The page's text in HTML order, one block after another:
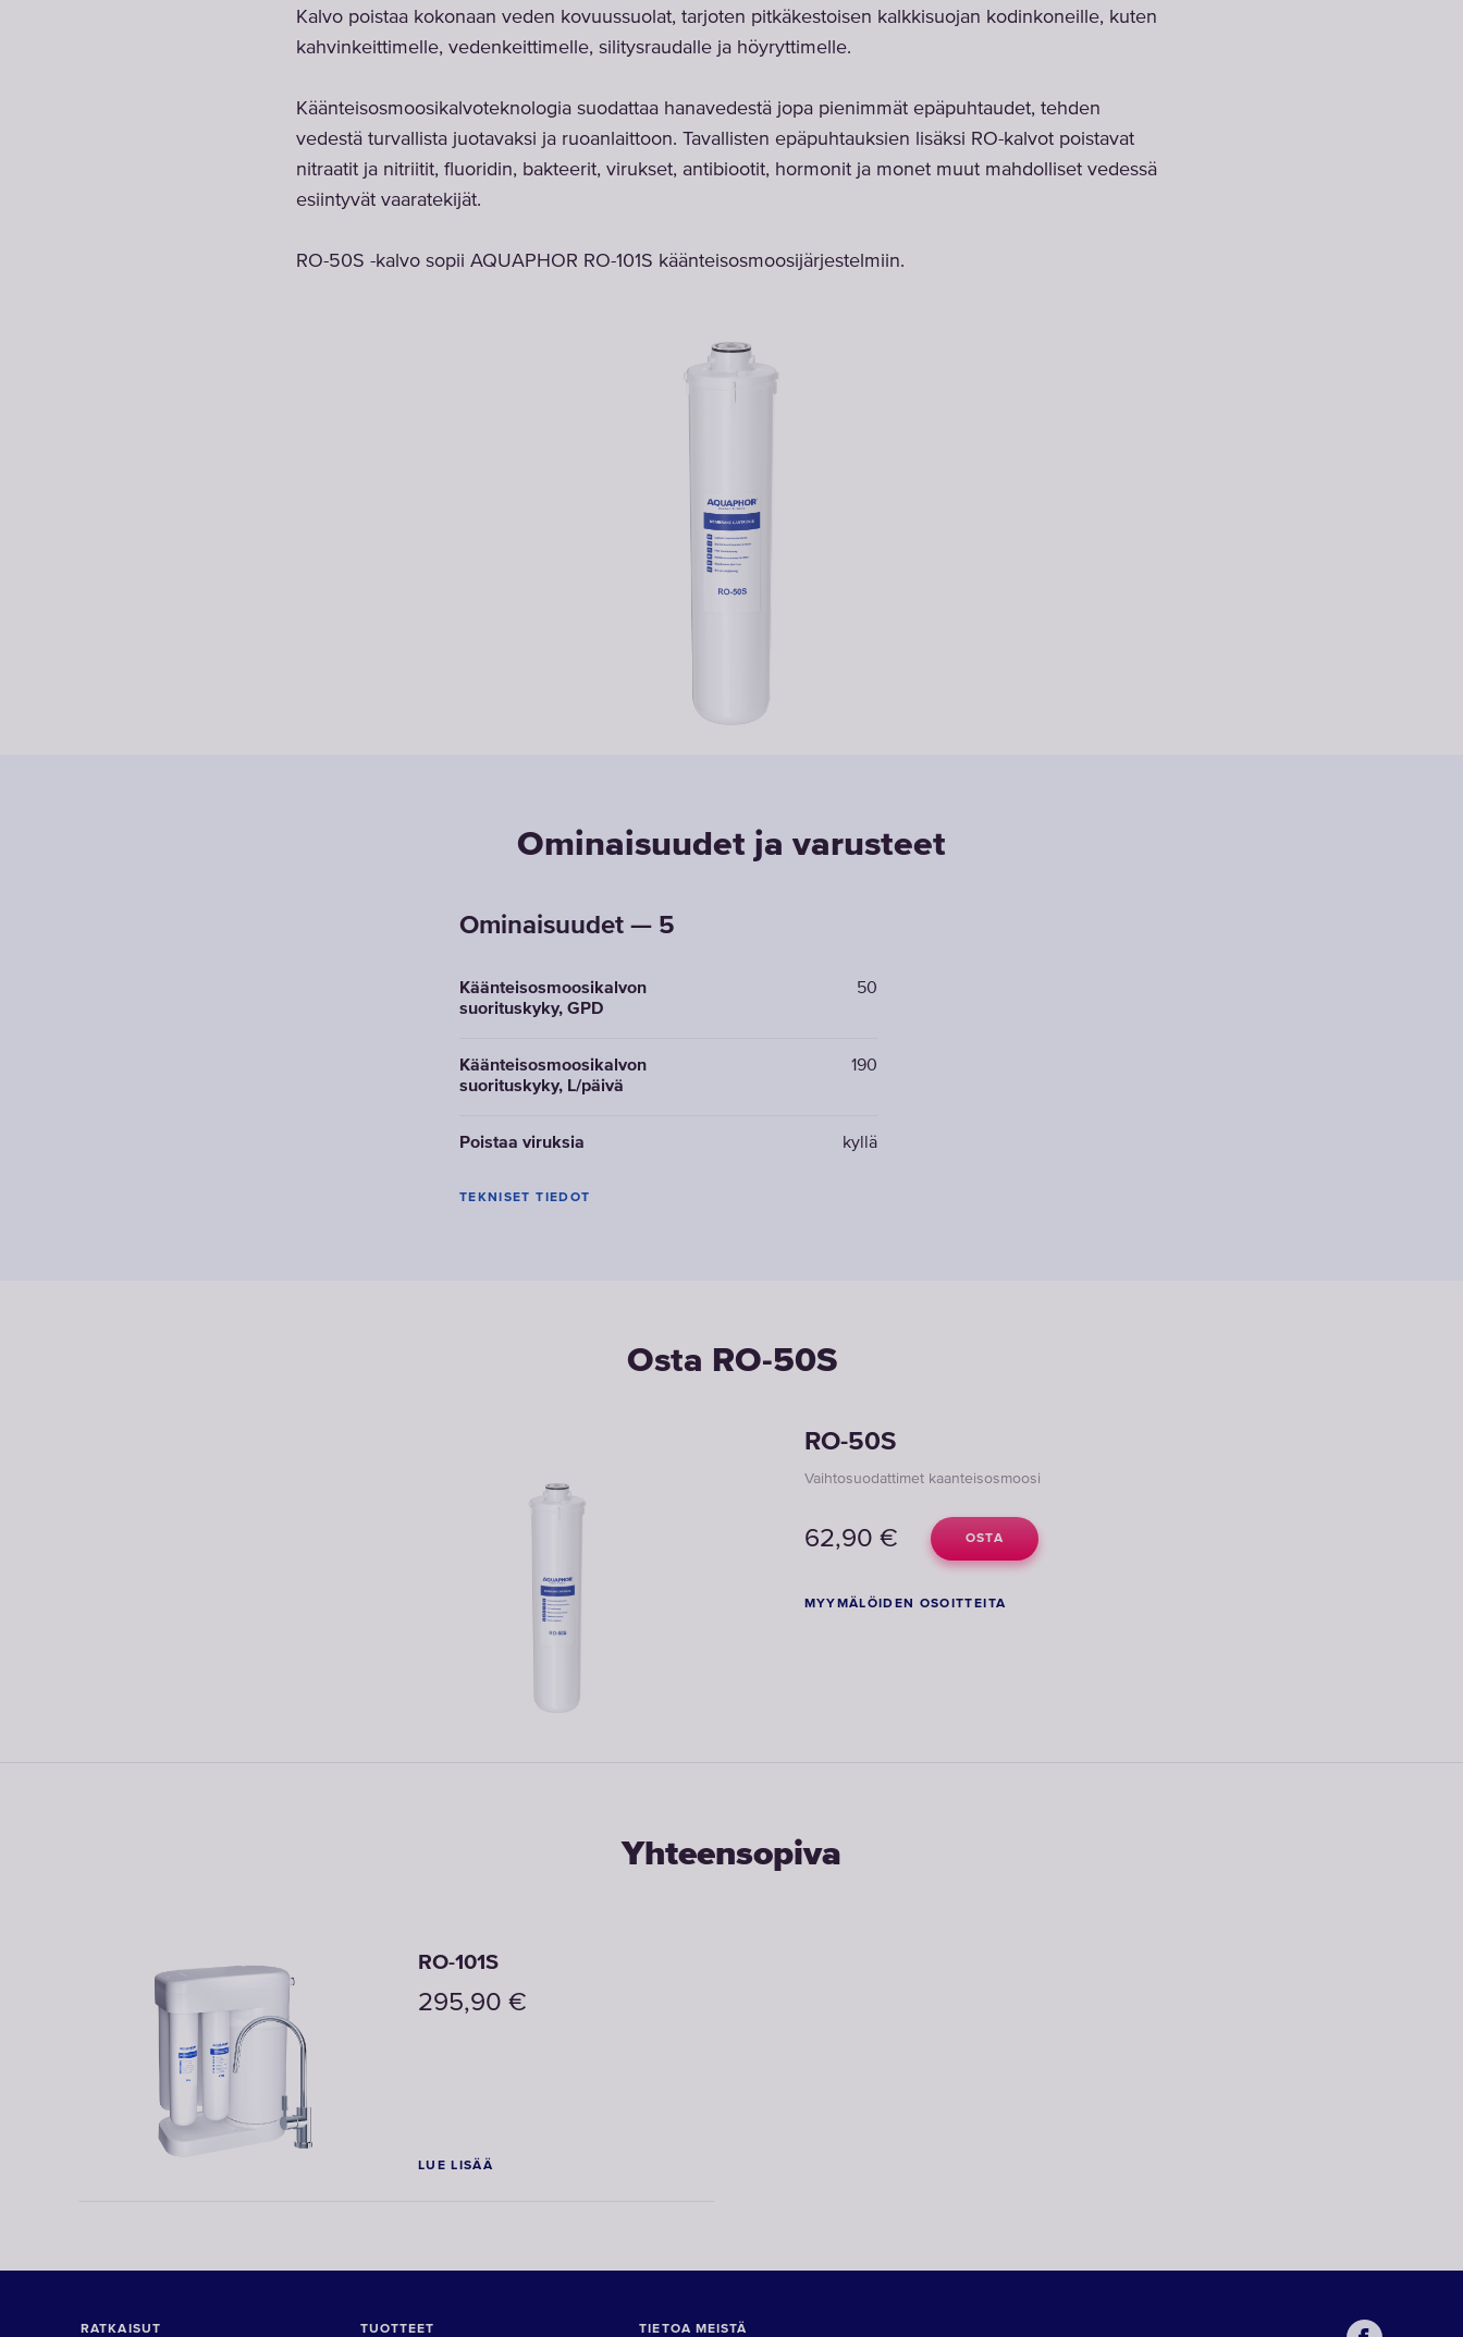
Kalvo poistaa kokonaan veden kovuussuolat, tarjoten pitkäkestoisen kalkkisuojan kodinkoneille, kuten
kahvinkeittimelle, vedenkeittimelle, silitysraudalle ja höyryttimelle.
Käänteisosmoosikalvoteknologia suodattaa hanavedestä jopa pienimmät epäpuhtaudet, tehden
vedestä turvallista juotavaksi ja ruoanlaittoon. Tavallisten epäpuhtauksien lisäksi RO-kalvot poistavat
nitraatit ja nitriitit, fluoridin, bakteerit, virukset, antibiootit, hormonit ja monet muut mahdolliset vedessä
esiintyvät vaaratekijät.
RO-50S -kalvo sopii AQUAPHOR RO-101S käänteisosmoosijärjestelmiin.
Ominaisuudet ja varusteet
Ominaisuudet — 5
Käänteisosmoosikalvon
suorituskyky, GPD
50
Käänteisosmoosikalvon
suorituskyky, L/päivä
190
Poistaa viruksia kyllä
TEKNISET TIEDOT
Osta RO-50S
RO-50S
Vaihtosuodattimet kaanteisosmoosi
62,90 € OSTA
MYYMÄLÖIDEN OSOITTEITA
Yhteensopiva
RO-101S
295,90 €
LUE LISÄÄ
RATKAISUT TUOTTEET TIETOA MEISTÄ